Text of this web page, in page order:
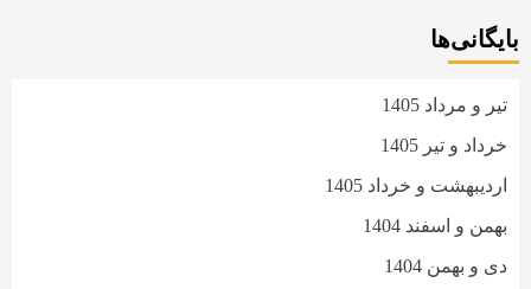
بایگانی‌ها
تیر و مرداد 1405
خرداد و تیر 1405
اردیبهشت و خرداد 1405
بهمن و اسفند 1404
دی و بهمن 1404